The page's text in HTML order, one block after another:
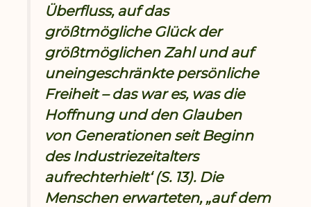
Überfluss, auf das
größtmögliche Glück der
größtmöglichen Zahl und auf
uneingeschränkte persönliche
Freiheit – das war es, was die
Hoffnung und den Glauben
von Generationen seit Beginn
des Industriezeitalters
aufrechterhielt‘ (S. 13). Die
Menschen erwarteten, „auf dem